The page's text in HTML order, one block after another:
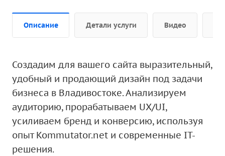
Описание Детали услуги Видео
Создадим для вашего сайта выразительный,
удобный и продающий дизайн под задачи
бизнеса в Владивостоке. Анализируем
аудиторию, прорабатываем UX/UI,
усиливаем бренд и конверсию, используя
опыт Kommutator.net и современные IT-
решения.